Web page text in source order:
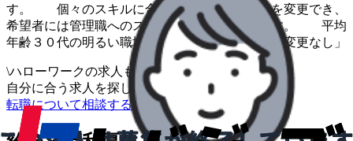
す。 個々のスキルに合わせて、車種・職種を変更でき、
希望者には管理職へのステップアップも可能です。 平均
年齢３０代の明るい職場です。 「変更範囲：変更なし」
\ハローワークの求人も一括管理
自分に合う求人を探してもらう
転職について相談する